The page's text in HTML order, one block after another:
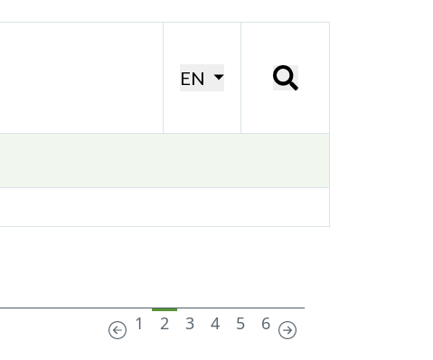
EN
1 2 3 4 5 6